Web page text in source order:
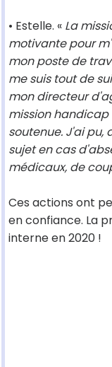
• Estelle. « La
motivante pour
mon poste de
me suis tout de
mon directeur
mission
soutenue. J'ai pu,
sujet en cas
médicaux, de
Ces actions ont
en confiance. La
interne en 2020 !